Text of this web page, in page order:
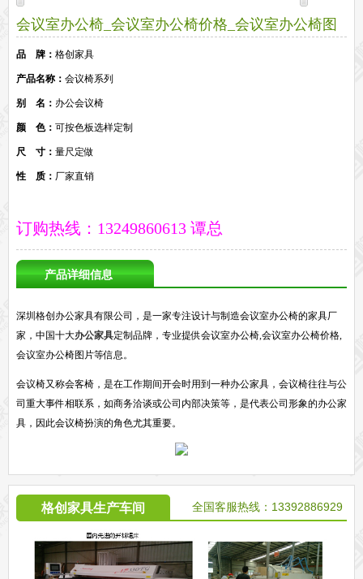
高铁车站候车椅
酒店公寓家具
他们正在使用格创家具
无纸化会议系统案例
办公家具资讯
格创动态
行业动态
走进格创家具
会议室办公椅_会议室办公椅价格_会议室办公椅图
品 牌： 格创家具
产品名称： 会议椅系列
别 名： 办公会议椅
颜 色： 可按色板选样定制
尺 寸： 量尺定做
性 质： 厂家直销
订购热线：13249860613 谭总
产品详细信息
深圳格创办公家具有限公司，是一家专注设计与制造会议室办公椅的家具厂
家，中国十大办公家具定制品牌，专业提供会议室办公椅,会议室办公椅价格,
会议室办公椅图片等信息。
会议椅又称会客椅，是在工作期间开会时用到一种办公家具，会议椅往往与公
司重大事件相联系，如商务洽谈或公司内部决策等，是代表公司形象的办公家
具，因此会议椅扮演的角色尤其重要。
格创家具生产车间 全国客服热线：13392886929